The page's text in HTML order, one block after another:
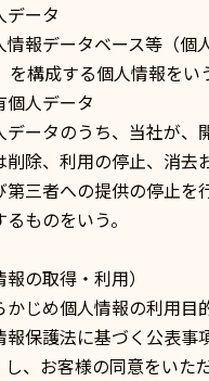
ータ
ータベース等（個人
構成する個人情報をい
人データ
のうち、当社が、開
削除、利用の停止、消去
への提供の停止を行
ものをいう。
の取得・利用）
かじめ個人情報の利用目
報保護法に基づく公表事
、お客様の同意をいた